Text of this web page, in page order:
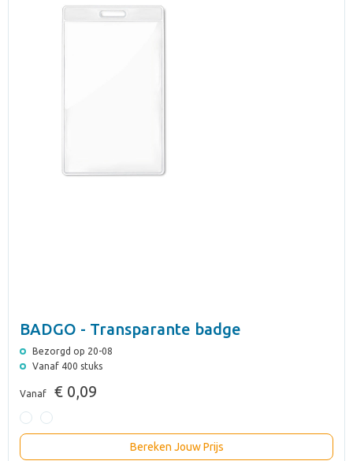
BADGO - Transparante badge
Bezorgd op 20-08
Vanaf 400 stuks
Vanaf € 0,09
Bereken Jouw Prijs